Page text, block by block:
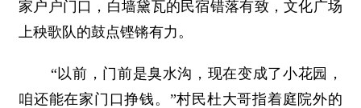
家户户门口，白墙黛瓦的民宿错落有致，文化广场
上秧歌队的鼓点铿锵有力。
“以前，门前是臭水沟，现在变成了小花园，
咱还能在家门口挣钱。”村民杜大哥指着庭院外的